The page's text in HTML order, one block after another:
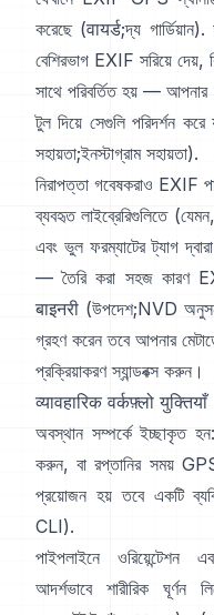
করেছে (वायर्ड;দ্য গার্ডিয়ান).
বেশিরভাগ EXIF সরিয়ে দেয়,
সাথে পরিবর্তিত হয় —
টুল দিয়ে সেগুলি পরিদর্শন
সহায়তা;ইনস্টাগ্রাম সহায়তা).
নিরাপত্তা গবেষকরাও EXIF
ব্যবহৃত লাইব্রেরিগুলিতে (যেমন,
এবং ভুল ফরম্যাটের ট্যাগ
— তৈরি করা সহজ কারণ
बाइनरी (উপদেশ;NVD
গ্রহণ করেন তবে আপনার
প্রক্রিয়াকরণ স্যান্ডবক্স করুন।
व्यावहारिक वर्कफ़्लो युक्तियाँ
অবস্থান সম্পর্কে ইচ্ছাকৃত
করুন, বা রপ্তানির সময়
প্রয়োজন হয় তবে একটি
CLI).
পাইপলাইনে ওরিয়েন্টেশন
আদর্শভাবে শারীরিক ঘূর্ণন